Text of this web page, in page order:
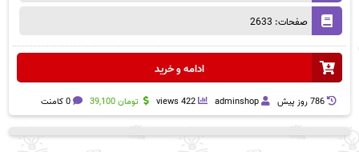
صفحات: 2633
ادامه و خرید
786 روز پيش adminshop
422 views تومان39,100 0 کامنت